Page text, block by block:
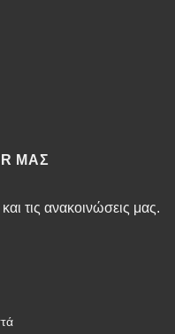
ΜΑΣ
τις ανακοινώσεις μας.